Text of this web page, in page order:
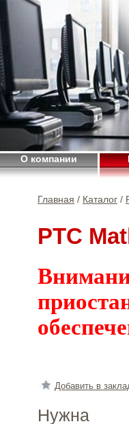
О компании
Главная / Каталог /
PTС
Добавить в
Нужна